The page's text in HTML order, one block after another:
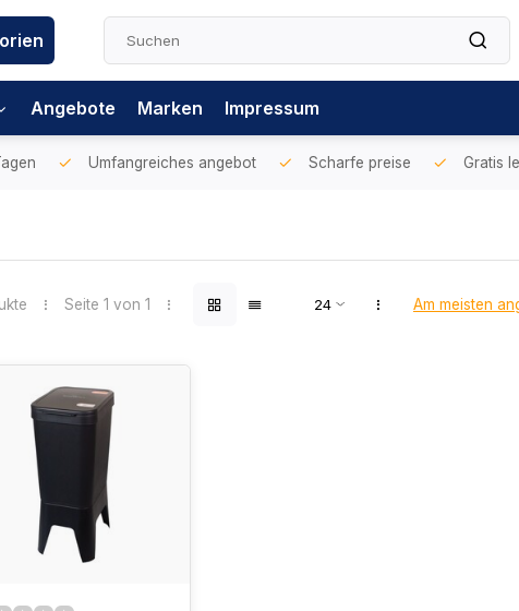
Angebote Marken Impressum
Umfangreiches angebot Scharfe preise Gratis
Seite 1 von 1 Am meisten